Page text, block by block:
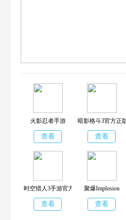
火影忍者手游
查看
暗影格斗3官方正版
查看
时空猎人3手游官方正版
查看
聚爆Implosion
查看